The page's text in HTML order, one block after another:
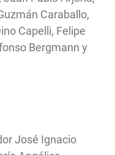
Caraballo,
Capelli, Felipe
Bergmann y
José Ignacio